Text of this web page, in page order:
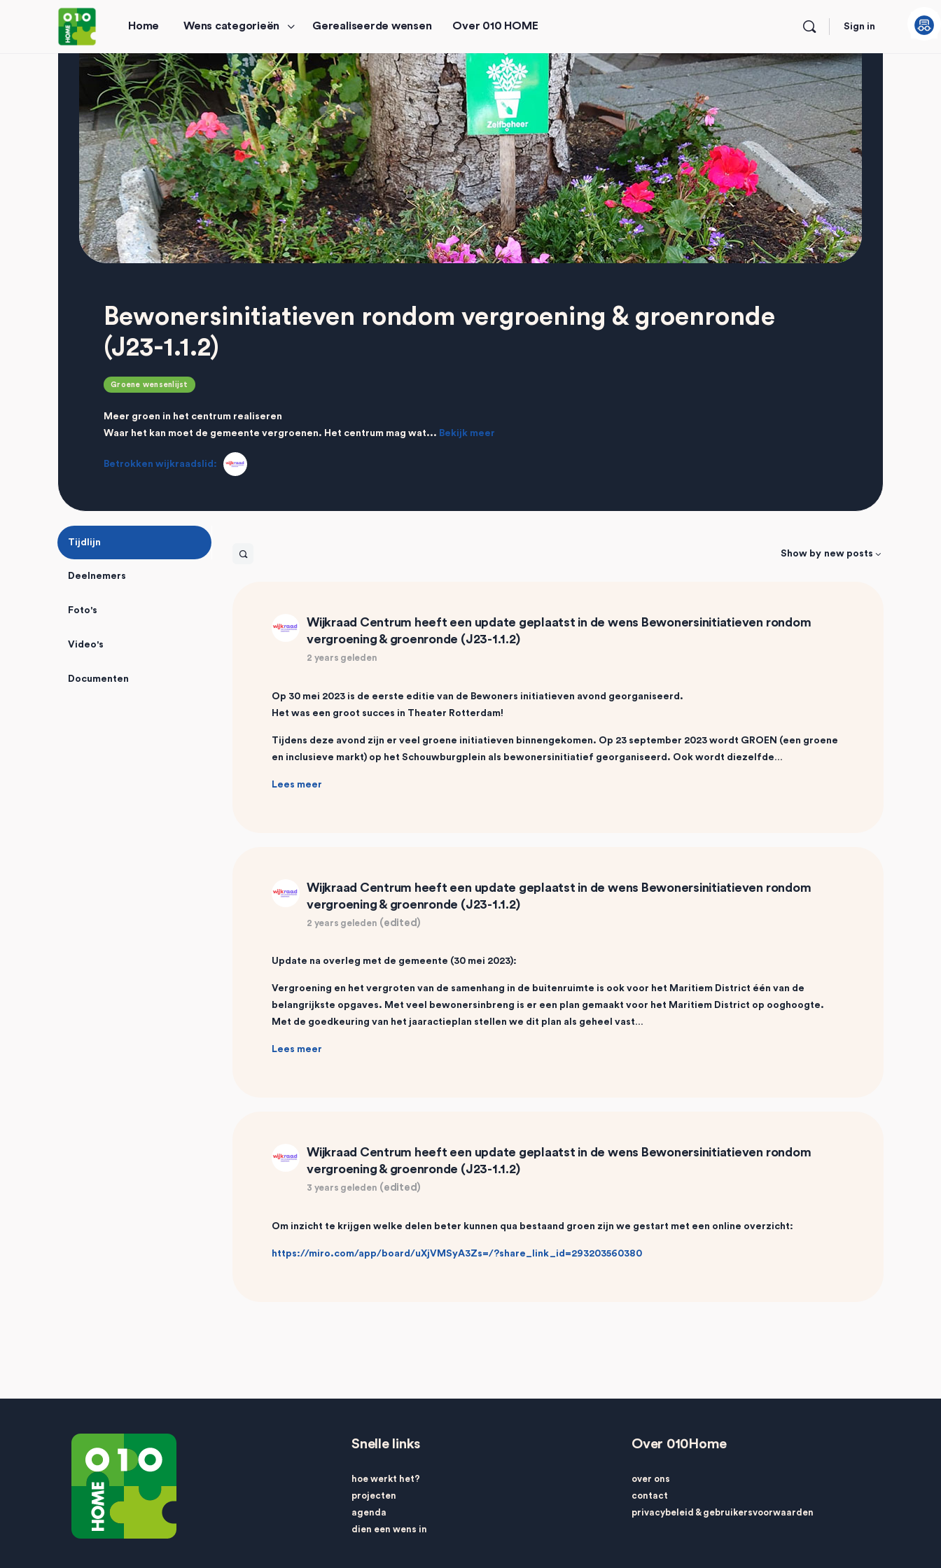
Home Wens categorieën Gerealiseerde wensen Over 010 HOME Sign in
Bewonersinitiatieven rondom vergroening & groenronde
(J23-1.1.2)
Groene wensenlijst
Meer groen in het centrum realiseren
Waar het kan moet de gemeente vergroenen. Het centrum mag wat... Bekijk meer
Betrokken wijkraadslid:
Tijdlijn
Deelnemers
Foto's
Video's
Documenten
Open
Show by new posts
Wijkraad Centrum heeft een update geplaatst in de wens Bewonersinitiatieven rondom
vergroening & groenronde (J23-1.1.2)
2 years geleden
Op 30 mei 2023 is de eerste editie van de Bewoners initiatieven avond georganiseerd.
Het was een groot succes in Theater Rotterdam!
Tijdens deze avond zijn er veel groene initiatieven binnengekomen. Op 23 september 2023 wordt GROEN (een groene
en inclusieve markt) op het Schouwburgplein als bewonersinitiatief georganiseerd. Ook wordt diezelfde…
Lees meer
Wijkraad Centrum heeft een update geplaatst in de wens Bewonersinitiatieven rondom
vergroening & groenronde (J23-1.1.2)
2 years geleden (edited)
Update na overleg met de gemeente (30 mei 2023):
Vergroening en het vergroten van de samenhang in de buitenruimte is ook voor het Maritiem District één van de
belangrijkste opgaves. Met veel bewonersinbreng is er een plan gemaakt voor het Maritiem District op ooghoogte.
Met de goedkeuring van het jaaractieplan stellen we dit plan als geheel vast…
Lees meer
Wijkraad Centrum heeft een update geplaatst in de wens Bewonersinitiatieven rondom
vergroening & groenronde (J23-1.1.2)
3 years geleden (edited)
Om inzicht te krijgen welke delen beter kunnen qua bestaand groen zijn we gestart met een online overzicht:
https://miro.com/app/board/uXjVMSyA3Zs=/?share_link_id=293203560380
Snelle links
hoe werkt het?
projecten
agenda
dien een wens in
Over 010Home
over ons
contact
privacybeleid & gebruikersvoorwaarden